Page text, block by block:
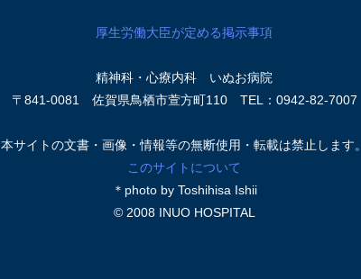
厚生労働大臣が定める掲示事項
精神科・心療内科 いぬお病院
〒841-0081 佐賀県鳥栖市萱方町110 TEL：0942-82-7007
本サイトの文書・画像・情報等の無断使用・転載は禁止します。
このサイトについて
＊photo by Toshihisa Ishii
© 2008 INUO HOSPITAL